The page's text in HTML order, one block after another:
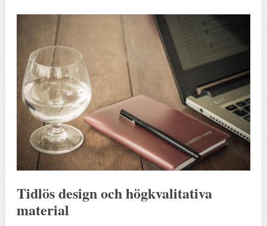
Tidlös design och högkvalitativa
material